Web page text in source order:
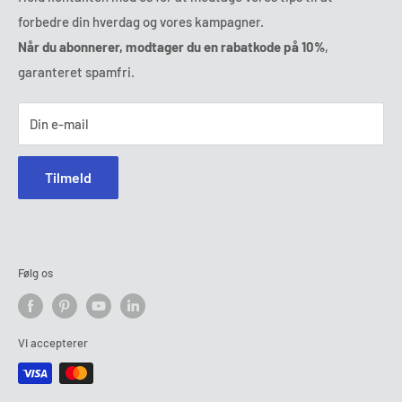
Onlinetvistbilæggelse
Ozerty holder dig sikker
Torsdag:
9:00 - 18:00
Fredag: 9:00 - 18:00
Lørdag - Søndag: lukket
E-mail:
kontakt@ozerty-danmark.com
forbedre din hverdag og vores kampagner.
Når du abonnerer, modtager du en rabatkode på 10%,
garanteret spamfri.
Din e-mail
Tilmeld
Følg os
Vi accepterer